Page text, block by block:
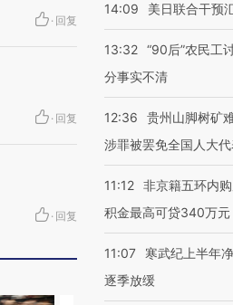
· 回复
· 回复
· 回复
14:09 美日联合干预
13:32 “90后”农民工
分事实不清
12:36
贵州山脚树矿
涉罪被罢免全国人大代
11:12 非京籍五环内
积金最高可贷340万元
11:07
寒武纪上半年
逐季放缓